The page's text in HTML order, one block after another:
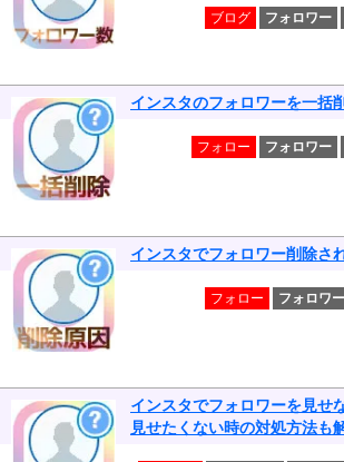
ブログ フォロワー
インスタのフォロワーを一括
フォロー フォロワー
インスタでフォロワー削除さ
フォロー フォロワー
インスタでフォロワーを見せ
見せたくない時の対処方法も